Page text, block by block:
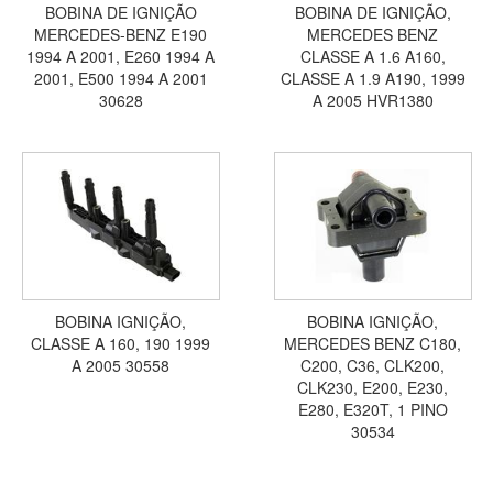
BOBINA DE IGNIÇÃO
MERCEDES-BENZ E190
1994 A 2001, E260 1994 A
2001, E500 1994 A 2001
30628
BOBINA DE IGNIÇÃO,
MERCEDES BENZ
CLASSE A 1.6 A160,
CLASSE A 1.9 A190, 1999
A 2005 HVR1380
BOBINA IGNIÇÃO,
CLASSE A 160, 190 1999
A 2005 30558
BOBINA IGNIÇÃO,
MERCEDES BENZ C180,
C200, C36, CLK200,
CLK230, E200, E230,
E280, E320T, 1 PINO
30534